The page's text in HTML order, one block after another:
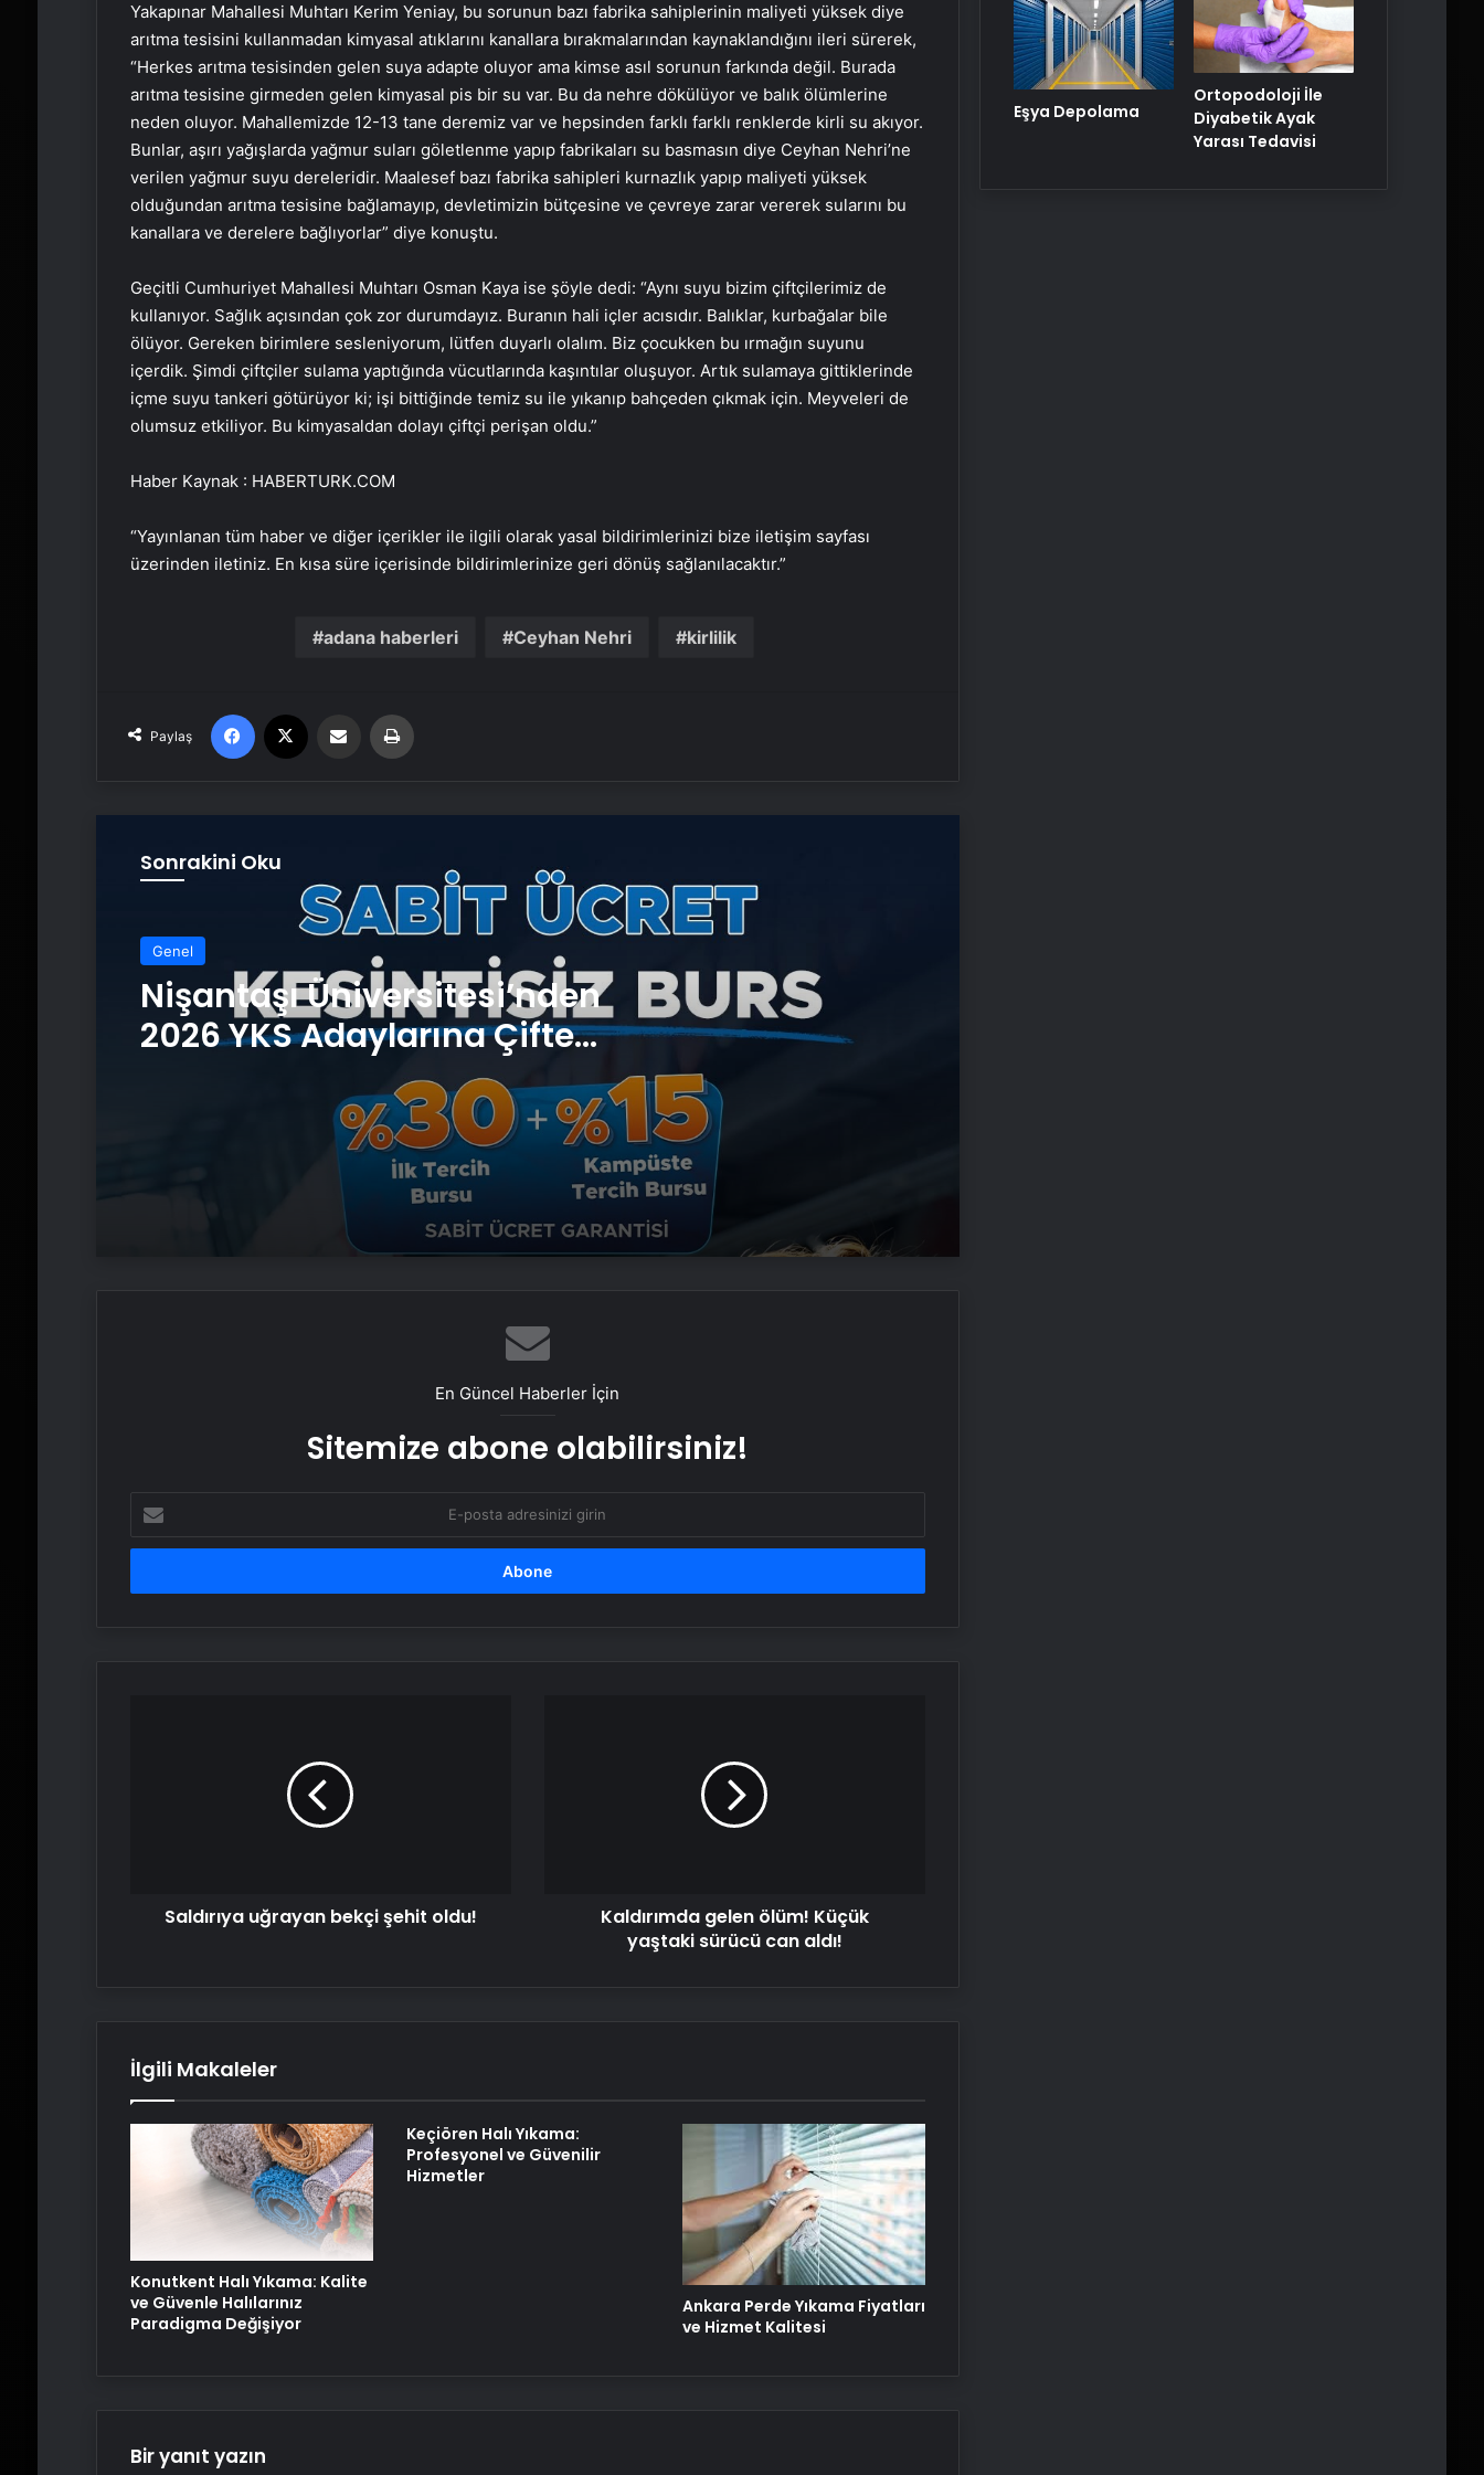
Yakapınar Mahallesi Muhtarı Kerim Yeniay, bu sorunun bazı fabrika sahiplerinin maliyeti yüksek diye
arıtma tesisini kullanmadan kimyasal atıklarını kanallara bırakmalarından kaynaklandığını ileri sürerek,
“Herkes arıtma tesisinden gelen suya adapte oluyor ama kimse asıl sorunun farkında değil. Burada
arıtma tesisine girmeden gelen kimyasal pis bir su var. Bu da nehre dökülüyor ve balık ölümlerine
neden oluyor. Mahallemizde 12-13 tane deremiz var ve hepsinden farklı farklı renklerde kirli su akıyor.
Bunlar, aşırı yağışlarda yağmur suları göletlenme yapıp fabrikaları su basmasın diye Ceyhan Nehri’ne
verilen yağmur suyu dereleridir. Maalesef bazı fabrika sahipleri kurnazlık yapıp maliyeti yüksek
olduğundan arıtma tesisine bağlamayıp, devletimizin bütçesine ve çevreye zarar vererek sularını bu
kanallara ve derelere bağlıyorlar” diye konuştu.
Geçitli Cumhuriyet Mahallesi Muhtarı Osman Kaya ise şöyle dedi: “Aynı suyu bizim çiftçilerimiz de
kullanıyor. Sağlık açısından çok zor durumdayız. Buranın hali içler acısıdır. Balıklar, kurbağalar bile
ölüyor. Gereken birimlere sesleniyorum, lütfen duyarlı olalım. Biz çocukken bu ırmağın suyunu
içerdik. Şimdi çiftçiler sulama yaptığında vücutlarında kaşıntılar oluşuyor. Artık sulamaya gittiklerinde
içme suyu tankeri götürüyor ki; işi bittiğinde temiz su ile yıkanıp bahçeden çıkmak için. Meyveleri de
olumsuz etkiliyor. Bu kimyasaldan dolayı çiftçi perişan oldu.”
Haber Kaynak : HABERTURK.COM
“Yayınlanan tüm haber ve diğer içerikler ile ilgili olarak yasal bildirimlerinizi bize iletişim sayfası
üzerinden iletiniz. En kısa süre içerisinde bildirimlerinize geri dönüş sağlanılacaktır.”
adana haberleri Ceyhan Nehri kirlilik
Paylaş
Facebook Email'den paylaş
Sonrakini Oku
Genel
Nişantaşı Üniversitesi’nden
2026 YKS Adaylarına Çifte
Güvence: Sabit Ücret ve
Kesintisiz Burs
Ücret ve Kesintisiz Burs
Duruşmasına Çevrildi
Yarası Tedavisi
Zihnin Gizemli Sınırları ve Ötesi :
Serjoy : Dijital Medya Ajansı, Google
Reklam Ajansı, SEO Ajansı ve Web
Tasarım Ajansı
UETDS Nedir ? Uetds.com İle Akıllı
Dijital Taşımacılık Yazılımı
Batıkent Halı Yıkama: Profesyonel ve
Güvenilir Hizmetle Halılarınızı
En Güncel Haberler İçin
Sitemize abone olabilirsiniz!
posta
adresinizi
Saldırıya uğrayan bekçi şehit oldu!
Kaldırımda gelen ölüm! Küçük
yaştaki sürücü can aldı!
İlgili Makaleler
Konutkent Halı Yıkama: Kalite
ve Güvenle Halılarınız
Paradigma Değişiyor
Keçiören Halı Yıkama:
Profesyonel ve Güvenilir
Hizmetler
Ankara Perde Yıkama Fiyatları
ve Hizmet Kalitesi
Bir yanıt yazın
Eşya Depolama
Ortopodoloji İle
Diyabetik Ayak
Yarası Tedavisi